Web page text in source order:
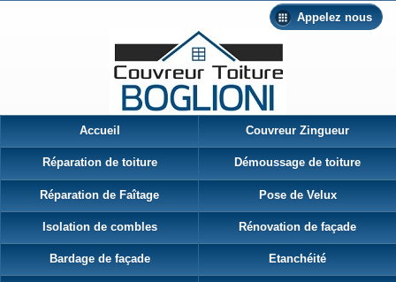
Appelez nous
Accueil Couvreur Zingueur
Réparation de toiture Démoussage de toiture
Réparation de Faîtage Pose de Velux
Isolation de combles Rénovation de façade
Bardage de façade Etanchéité